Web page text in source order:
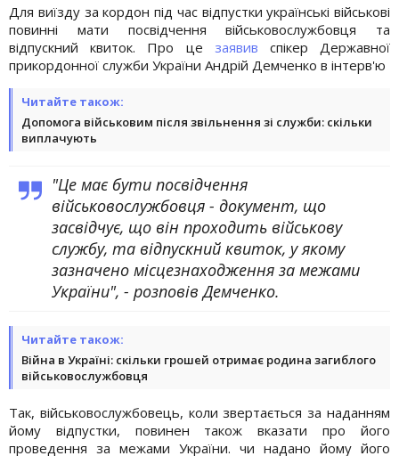
Для виїзду за кордон під час відпустки українські військові
повинні мати посвідчення військовослужбовця та
відпускний квиток. Про це заявив спікер Державної
прикордонної служби України Андрій Демченко в інтерв'ю
Читайте також:
Допомога військовим після звільнення зі служби: скільки
виплачують
"Це має бути посвідчення
військовослужбовця - документ, що
засвідчує, що він проходить військову
службу, та відпускний квиток, у якому
зазначено місцезнаходження за межами
України", - розповів Демченко.
Читайте також:
Війна в Україні: скільки грошей отримає родина загиблого
військовослужбовця
Так, військовослужбовець, коли звертається за наданням
йому відпустки, повинен також вказати про його
проведення за межами України. чи надано йому його